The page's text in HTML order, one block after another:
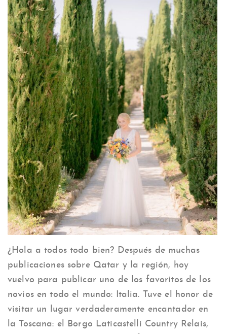
¿Hola a todos todo bien? Después de muchas
publicaciones sobre Qatar y la región, hoy
vuelvo para publicar uno de los favoritos de los
novios en todo el mundo: Italia. Tuve el honor de
visitar un lugar verdaderamente encantador en
la Toscana: el Borgo Laticastelli Country Relais,